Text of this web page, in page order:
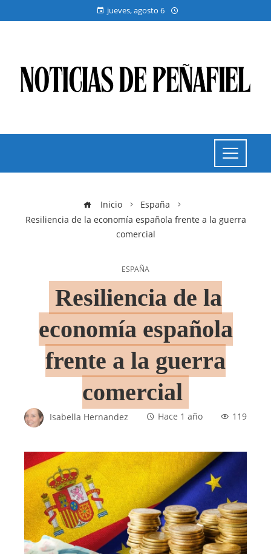
jueves, agosto 6
Inicio
España
Resiliencia de la economía española frente a la guerra
comercial
ESPAÑA
Resiliencia de la
economía española
frente a la guerra
comercial
Isabella Hernandez Hace 1 año 119